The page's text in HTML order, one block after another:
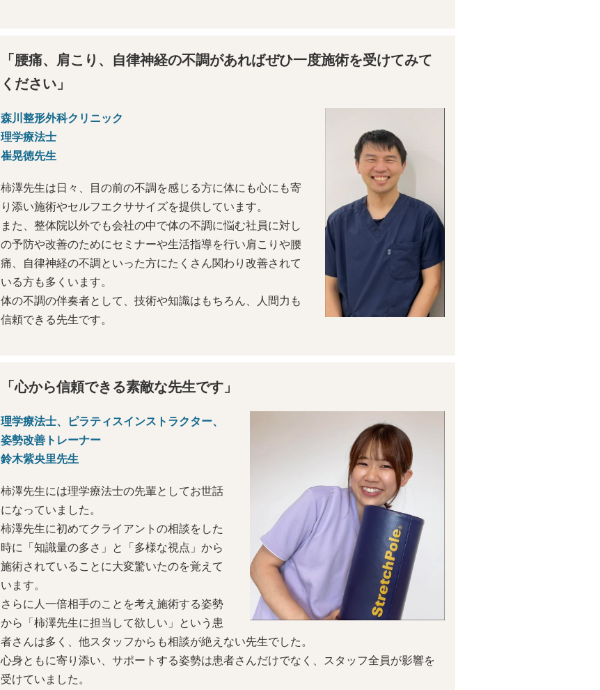
「腰痛、肩こり、自律神経の不調があればぜひ一度施術を受けてみて
ください」
森川整形外科クリニック
理学療法士
崔晃徳先生
柿澤先生は日々、目の前の不調を感じる方に体にも心にも寄
り添い施術やセルフエクササイズを提供しています。
また、整体院以外でも会社の中で体の不調に悩む社員に対し
の予防や改善のためにセミナーや生活指導を行い肩こりや腰
痛、自律神経の不調といった方にたくさん関わり改善されて
いる方も多くいます。
体の不調の伴奏者として、技術や知識はもちろん、人間力も
信頼できる先生です。
「心から信頼できる素敵な先生です」
理学療法士、ピラティスインストラクター、
姿勢改善トレーナー
鈴木紫央里先生
柿澤先生には理学療法士の先輩としてお世話
になっていました。
柿澤先生に初めてクライアントの相談をした
時に「知識量の多さ」と「多様な視点」から
施術されていることに大変驚いたのを覚えて
います。
さらに人一倍相手のことを考え施術する姿勢
から「柿澤先生に担当して欲しい」という患
者さんは多く、他スタッフからも相談が絶えない先生でした。
心身ともに寄り添い、サポートする姿勢は患者さんだけでなく、スタッフ全員が影響を
受けていました。